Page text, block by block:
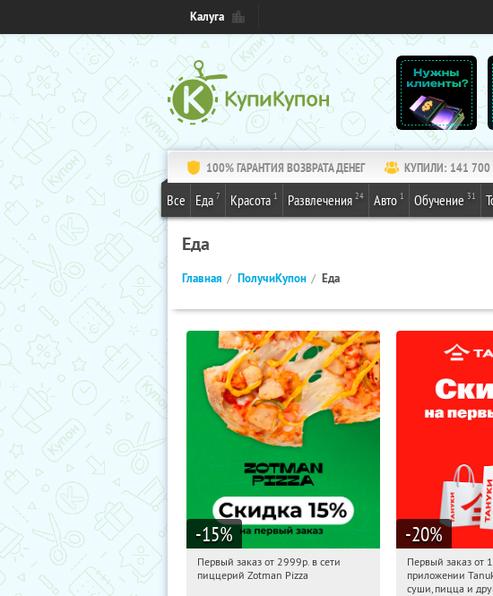
Калуга
100% ГАРАНТИЯ ВОЗВРАТА ДЕНЕГ КУПИЛИ: 141 700
Все Еда 7 Красота 1 Развлечения 24 Авто 1 Обучение 31
Еда
Главная ПолучиКупон Еда
-15%
09:15:14 Получили:
Первый заказ от 2999р. в сети
пиццерий Zotman Pizza
-20%
09:15:14
Россия
Первый заказ от
приложении
суши, пицца и